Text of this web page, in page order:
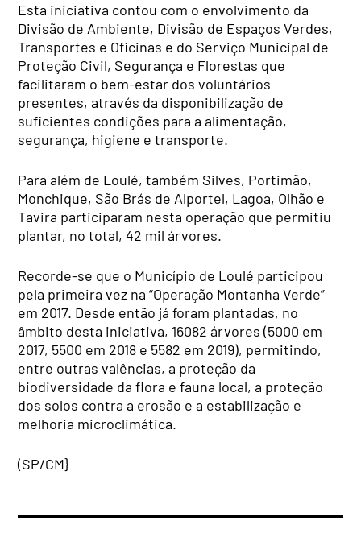
Esta iniciativa contou com o envolvimento da
Divisão de Ambiente, Divisão de Espaços Verdes,
Transportes e Oficinas e do Serviço Municipal de
Proteção Civil, Segurança e Florestas que
facilitaram o bem-estar dos voluntários
presentes, através da disponibilização de
suficientes condições para a alimentação,
segurança, higiene e transporte.
Para além de Loulé, também Silves, Portimão,
Monchique, São Brás de Alportel, Lagoa, Olhão e
Tavira participaram nesta operação que permitiu
plantar, no total, 42 mil árvores.
Recorde-se que o Município de Loulé participou
pela primeira vez na “Operação Montanha Verde”
em 2017. Desde então já foram plantadas, no
âmbito desta iniciativa, 16082 árvores (5000 em
2017, 5500 em 2018 e 5582 em 2019), permitindo,
entre outras valências, a proteção da
biodiversidade da flora e fauna local, a proteção
dos solos contra a erosão e a estabilização e
melhoria microclimática.
(SP/CM}